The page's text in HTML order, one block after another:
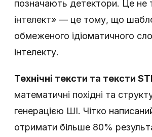
позначають детектори. Це не
інтелект» — це тому, що
обмеженого ідіоматичного
інтелекту.
Технічні тексти та тексти
математичні похідні та
генерацією ШІ. Чітко
отримати більше 80%